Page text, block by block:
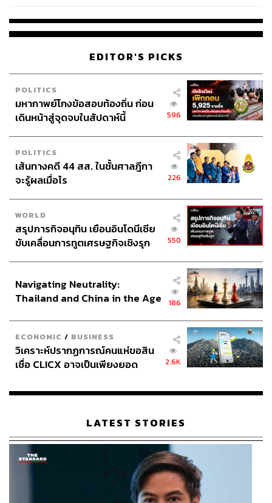
EDITOR'S PICKS
POLITICS
มหากาพย์โกงข้อสอบท้องถิ่น ก่อน
เดินหน้าสู่จุดจบในสัปดาห์นี้
596
POLITICS
เส้นทางคดี 44 สส. ในชั้นศาลฎีกา
จะรู้ผลเมื่อไร
226
WORLD
สรุปภารกิจอนุทิน เยือนอินโดนีเซีย
ขับเคลื่อนการทูตเศรษฐกิจเชิงรุก
550
Navigating Neutrality:
Thailand and China in the Age
186
ECONOMIC / BUSINESS
วิเคราะห์ปรากฏการณ์คนแห่ขอสิน
เชื่อ CLICX อาจเป็นเพียงยอด
เรือนไทยที่ถูกซุกไว้
2.6K
LATEST STORIES